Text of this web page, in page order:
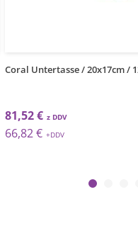
Coral Untertasse / 20x17cm /
81,52 €
66,82 €